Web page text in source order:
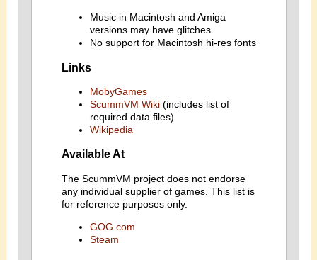
Music in Macintosh and Amiga
versions may have glitches
No support for Macintosh hi-res fonts
Links
MobyGames
ScummVM Wiki(includes list of
required data files)
Wikipedia
Available At
The ScummVM project does not endorse
any individual supplier of games. This list is
for reference purposes only.
GOG.com
Steam